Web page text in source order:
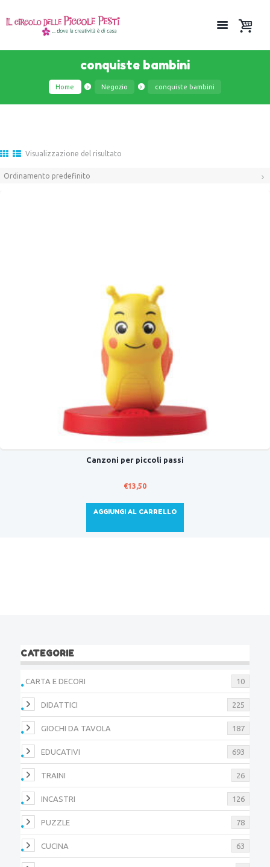
conquiste bambini
Home Negozio conquiste bambini
Visualizzazione del risultato
Canzoni per piccoli passi
€13,50
AGGIUNGI AL CARRELLO
CATEGORIE
CARTA E DECORI 10
DIDATTICI 225
GIOCHI DA TAVOLA 187
EDUCATIVI 693
TRAINI 26
INCASTRI 126
PUZZLE 78
CUCINA 63